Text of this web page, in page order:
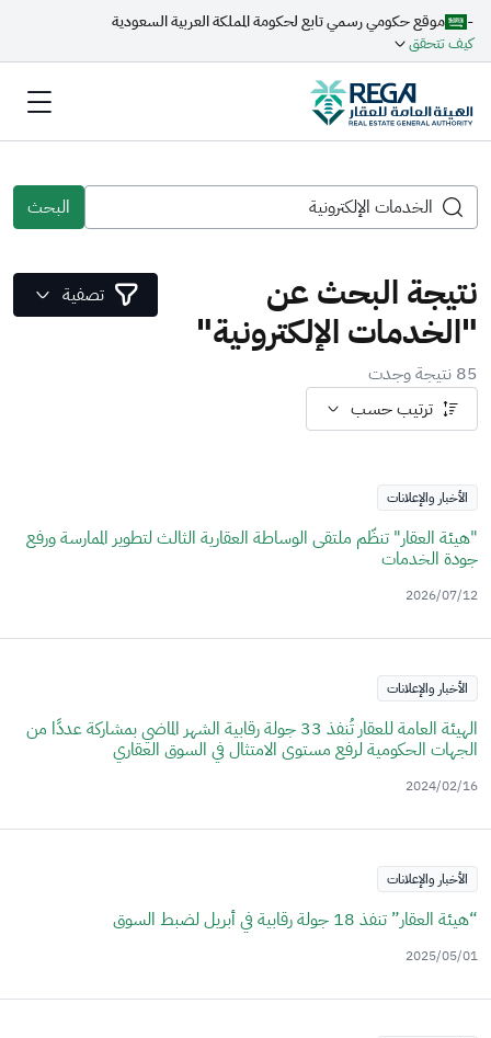
-
موقع حكومي رسمي تابع لحكومة المملكة العربية السعودية
كيف تتحقق
البحث
نتيجة البحث عن
"الخدمات الإلكترونية"
85 نتيجة وجدت
تصفية
ترتيب حسب
الأخبار والإعلانات
"هيئة العقار" تنظّم ملتقى الوساطة العقارية الثالث لتطوير الممارسة ورفع
جودة الخدمات
2026/07/12
الأخبار والإعلانات
الهيئة العامة للعقار تُنفذ 33 جولة رقابية الشهر الماضي بمشاركة عددًا من
الجهات الحكومية لرفع مستوى الامتثال في السوق العقاري
2024/02/16
الأخبار والإعلانات
“هيئة العقار” تنفذ 18 جولة رقابية في أبريل لضبط السوق
2025/05/01